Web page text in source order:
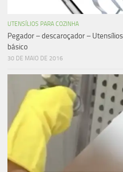
UTENSÍLIOS PARA COZINHA
Pegador – descaroçador –
básico
30 DE MAIO DE 2016